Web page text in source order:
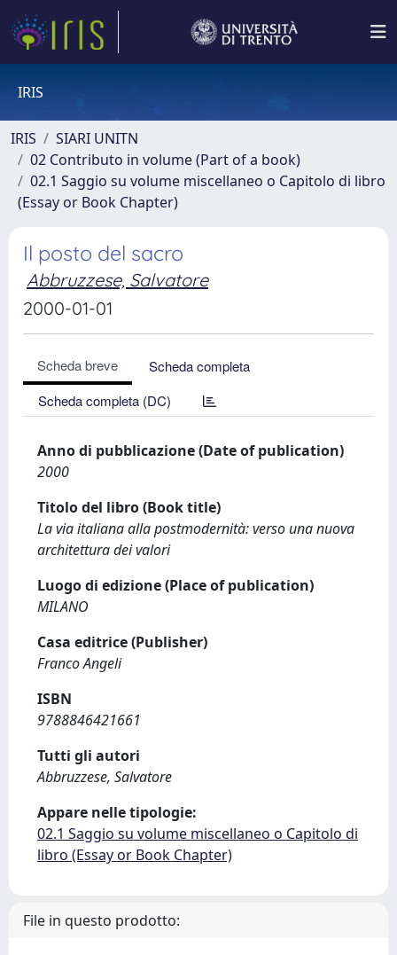
IRIS
IRIS
SIARI UNITN
02 Contributo in volume (Part of a book)
02.1 Saggio su volume miscellaneo o Capitolo di libro
(Essay or Book Chapter)
Il posto del sacro
Abbruzzese, Salvatore
2000-01-01
Scheda breve
Scheda completa
Scheda completa (DC)
Anno di pubblicazione (Date of publication)
2000
Titolo del libro (Book title)
La via italiana alla postmodernità: verso una nuova
architettura dei valori
Luogo di edizione (Place of publication)
MILANO
Casa editrice (Publisher)
Franco Angeli
ISBN
9788846421661
Tutti gli autori
Abbruzzese, Salvatore
Appare nelle tipologie:
02.1 Saggio su volume miscellaneo o Capitolo di
libro (Essay or Book Chapter)
File in questo prodotto: